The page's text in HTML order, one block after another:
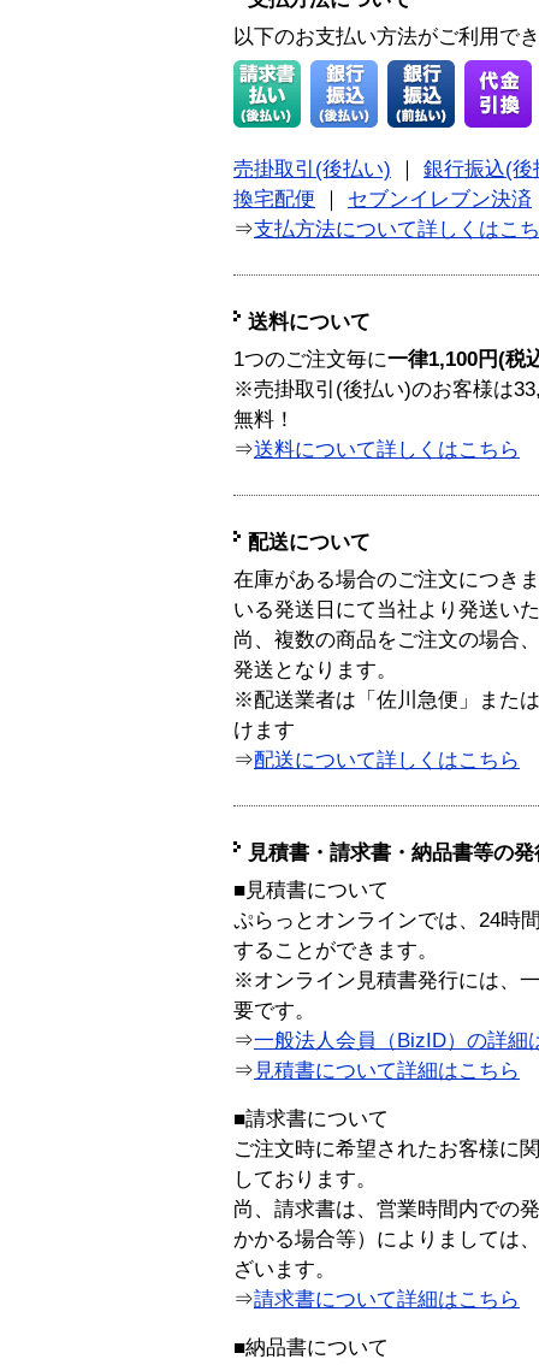
以下のお支払い方法がご利用で
売掛取引(後払い)
銀行振込(後
換宅配便
セブンイレブン決済
⇒支払方法について詳しくはこ
送料について
1つのご注文毎に一律1,100円(税
※売掛取引(後払い)のお客様は
無料！
⇒送料について詳しくはこちら
配送について
在庫がある場合のご注文につき
いる発送日にて当社より発送い
尚、複数の商品をご注文の場合
発送となります。
※配送業者は「佐川急便」また
けます
⇒配送について詳しくはこちら
見積書・請求書・納品書等の
■見積書について
ぷらっとオンラインでは、24時
することができます。
※オンライン見積書発行には、
要です。
⇒一般法人会員（BizID）の詳細
⇒ 見積書について詳細はこちら
■請求書について
ご注文時に希望されたお客様に
しております。
尚、請求書は、営業時間内での
かかる場合等）によりましては
ざいます。
⇒請求書について詳細はこちら
■納品書について